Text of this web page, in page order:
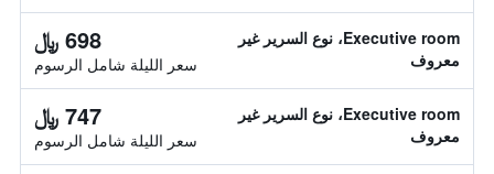
Executive room، نوع السرير غير
معروف
698 ﷼
سعر الليلة شامل الرسوم
Executive room، نوع السرير غير
معروف
747 ﷼
سعر الليلة شامل الرسوم